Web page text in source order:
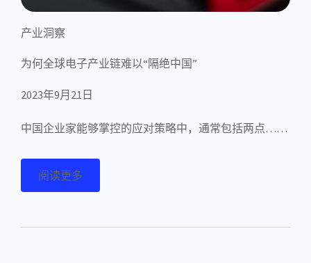
产业洞察
为何全球电子产业链难以“隔绝中国”
2023年9月21日
中国企业家能够掌控的应对策略中，通常包括两点……
阅读更多